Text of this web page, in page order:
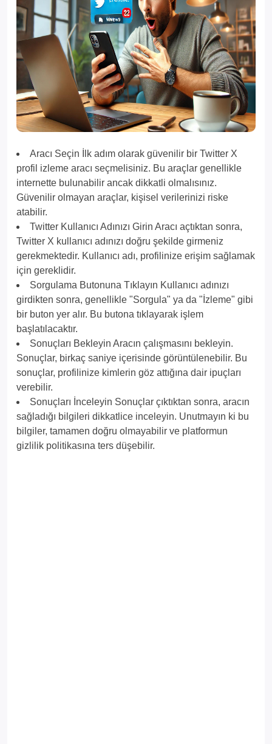
Aracı Seçin İlk adım olarak güvenilir bir Twitter X
profil izleme aracı seçmelisiniz. Bu araçlar genellikle
internette bulunabilir ancak dikkatli olmalısınız.
Güvenilir olmayan araçlar, kişisel verilerinizi riske
atabilir.
Twitter Kullanıcı Adınızı Girin Aracı açtıktan sonra,
Twitter X kullanıcı adınızı doğru şekilde girmeniz
gerekmektedir. Kullanıcı adı, profilinize erişim sağlamak
için gereklidir.
Sorgulama Butonuna Tıklayın Kullanıcı adınızı
girdikten sonra, genellikle "Sorgula" ya da "İzleme" gibi
bir buton yer alır. Bu butona tıklayarak işlem
başlatılacaktır.
Sonuçları Bekleyin Aracın çalışmasını bekleyin.
Sonuçlar, birkaç saniye içerisinde görüntülenebilir. Bu
sonuçlar, profilinize kimlerin göz attığına dair ipuçları
verebilir.
Sonuçları İnceleyin Sonuçlar çıktıktan sonra, aracın
sağladığı bilgileri dikkatlice inceleyin. Unutmayın ki bu
bilgiler, tamamen doğru olmayabilir ve platformun
gizlilik politikasına ters düşebilir.